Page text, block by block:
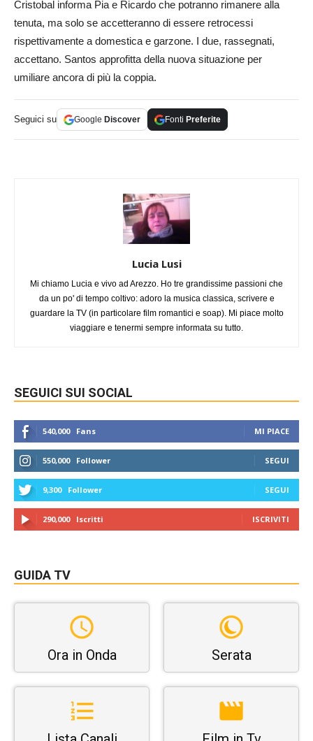
Cristobal informa Pia e Ricardo che potranno rimanere alla
tenuta, ma solo se accetteranno di essere retrocessi
rispettivamente a domestica e garzone. I due, rassegnati,
accettano. Santos approfitta della nuova situazione per
umiliare ancora di più la coppia.
Seguici su Google Discover Fonti Preferite
Lucia Lusi
Mi chiamo Lucia e vivo ad Arezzo. Ho tre grandissime passioni che
da un po' di tempo coltivo: adoro la musica classica, scrivere e
guardare la TV (in particolare film romantici e soap). Mi piace molto
viaggiare e tenermi sempre informata su tutto.
SEGUICI SUI SOCIAL
540,000 Fans MI PIACE
550,000 Follower SEGUI
9,300 Follower SEGUI
290,000 Iscritti ISCRIVITI
GUIDA TV
Ora in Onda Serata